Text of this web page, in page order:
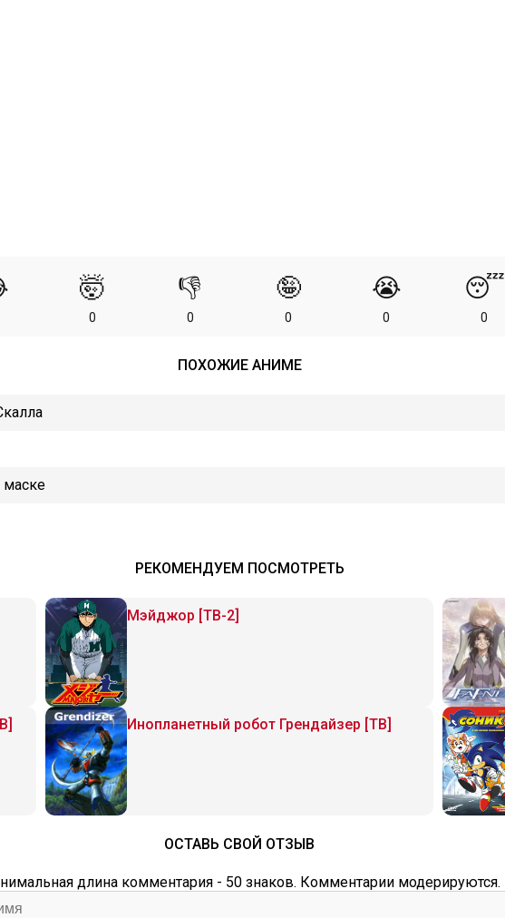
🤯
0
👎
0
🤪
0
😭
0
😴
0
ПОХОЖИЕ АНИМЕ
маске
РЕКОМЕНДУЕМ ПОСМОТРЕТЬ
Мэйджор [ТВ-2]
Инопланетный робот Грендайзер [ТВ]
ОСТАВЬ СВОЙ ОТЗЫВ
длина комментария - 50 знаков. Комментарии модерируются.